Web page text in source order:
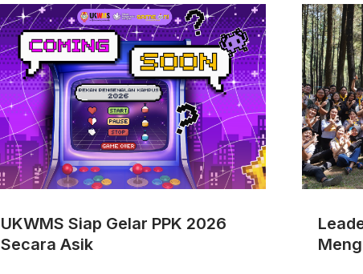
UKWMS Siap Gelar PPK 2026
Secara Asik